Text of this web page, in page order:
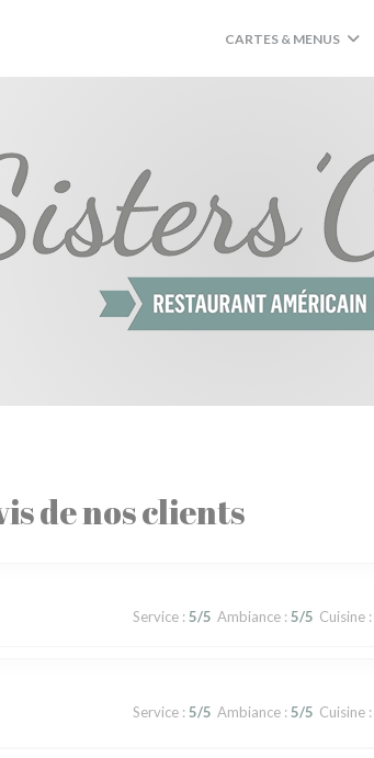
CARTES & MENUS
de nos clients
Service: 5/5 Ambiance: 5/5 Cuisine:
Service: 5/5 Ambiance: 5/5 Cuisine: